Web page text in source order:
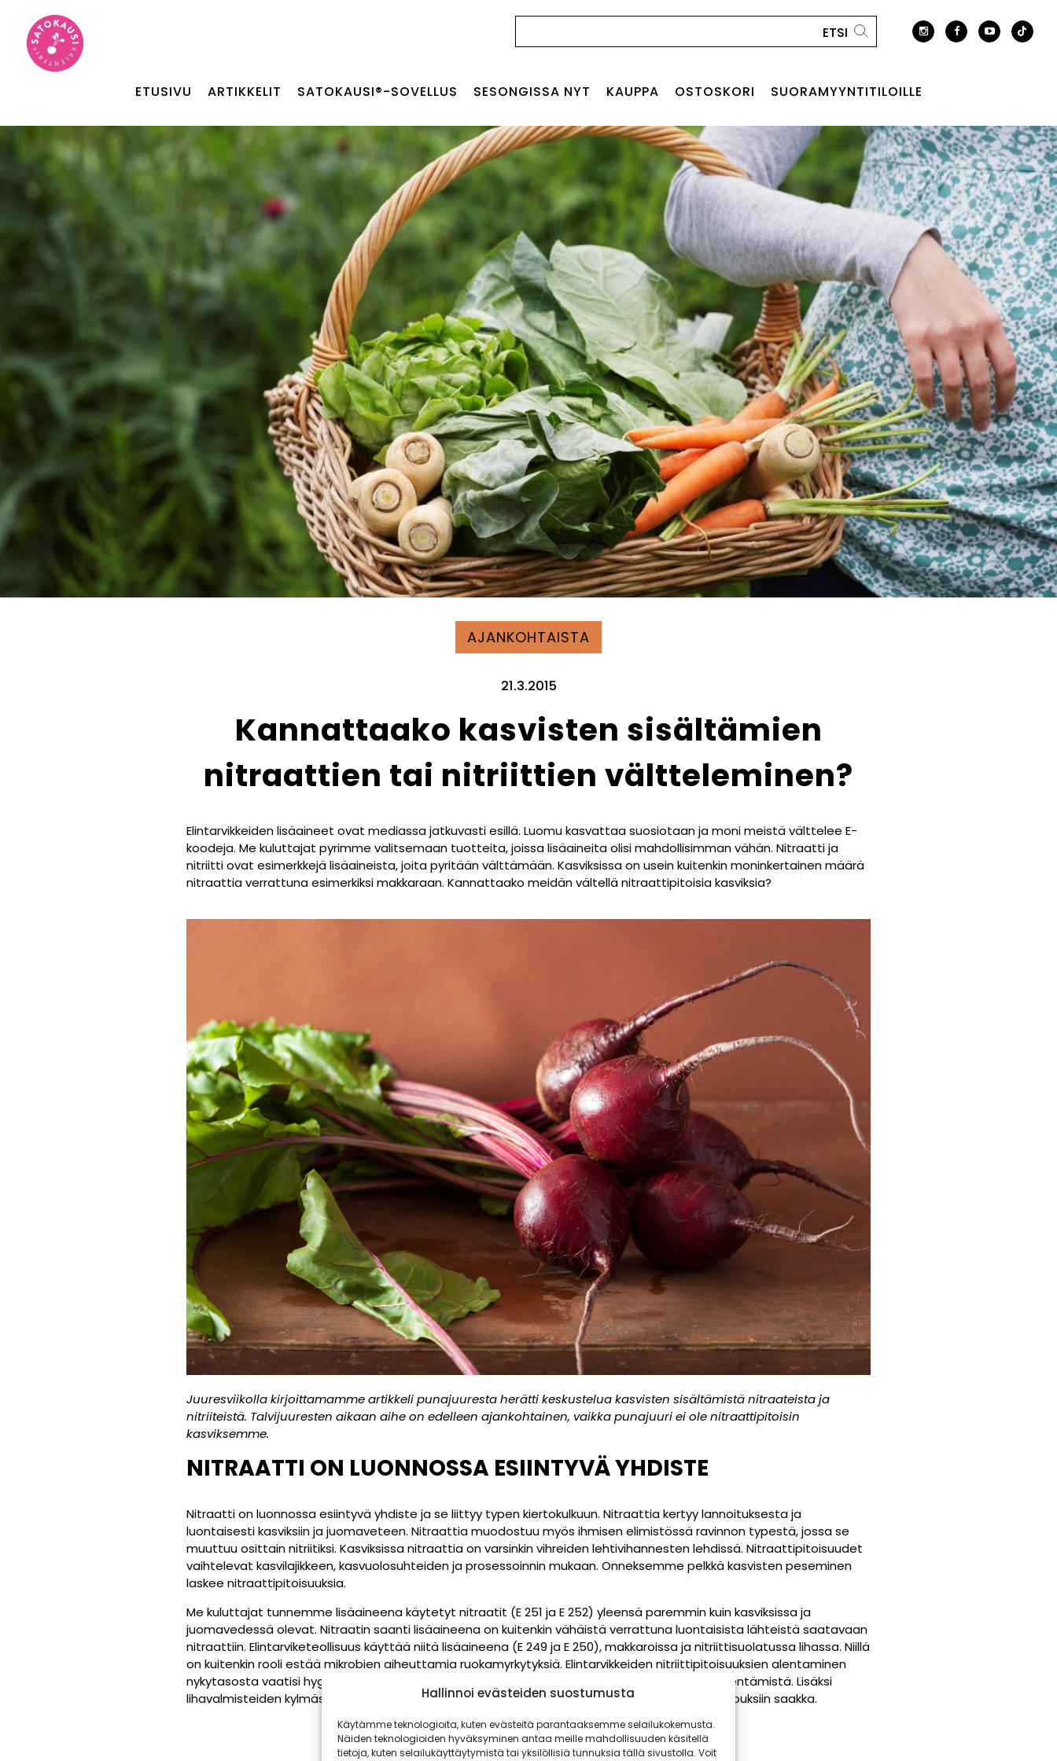
Hallinnoi evästeiden suostumusta
Käytämme teknologioita, kuten evästeitä parantaaksemme selailukokemusta.
Näiden teknologioiden hyväksyminen antaa meille mahdollisuuden käsitellä
tietoja, kuten selailukäyttäytymistä tai yksilöllisiä tunnuksia tällä sivustolla. Voit
ETUSIVU ARTIKKELIT SATOKAUSI®-SOVELLUS SESONGISSA NYT KAUPPA OSTOSKORI SUORAMYYNTITILOILLE
AJANKOHTAISTA
21.3.2015
Kannattaako kasvisten sisältämien
nitraattien tai nitriittien vältteleminen?
Elintarvikkeiden lisäaineet ovat mediassa jatkuvasti esillä. Luomu kasvattaa suosiotaan ja moni meistä välttelee E-
koodeja. Me kuluttajat pyrimme valitsemaan tuotteita, joissa lisäaineita olisi mahdollisimman vähän. Nitraatti ja
nitriitti ovat esimerkkejä lisäaineista, joita pyritään välttämään. Kasviksissa on usein kuitenkin moninkertainen määrä
nitraattia verrattuna esimerkiksi makkaraan. Kannattaako meidän vältellä nitraattipitoisia kasviksia?
Juuresviikolla kirjoittamamme artikkeli punajuuresta herätti keskustelua kasvisten sisältämistä nitraateista ja
nitriiteistä. Talvijuuresten aikaan aihe on edelleen ajankohtainen, vaikka punajuuri ei ole nitraattipitoisin
kasviksemme.
NITRAATTI ON LUONNOSSA ESIINTYVÄYHDISTE
Nitraatti on luonnossa esiintyvä yhdiste ja se liittyy typen kiertokulkuun. Nitraattia kertyy lannoituksesta ja
luontaisesti kasviksiin ja juomaveteen. Nitraattia muodostuu myös ihmisen elimistössä ravinnon typestä, jossa se
muuttuu osittain nitriitiksi. Kasviksissa nitraattia on varsinkin vihreiden lehtivihannesten lehdissä. Nitraattipitoisuudet
vaihtelevat kasvilajikkeen, kasvuolosuhteiden ja prosessoinnin mukaan. Onneksemme pelkkä kasvisten peseminen
laskee nitraattipitoisuuksia.
Me kuluttajat tunnemme lisäaineena käytetyt nitraatit (E 251 ja E 252) yleensä paremmin kuin kasviksissa ja
juomavedessä olevat. Nitraatin saanti lisäaineena on kuitenkin vähäistä verrattuna luontaisista lähteistä saatavaan
nitraattiin. Elintarviketeollisuus käyttää niitä lisäaineena (E 249 ja E 250), makkaroissa ja nitriittisuolatussa lihassa. Niillä
on kuitenkin rooli estää mikrobien aiheuttamia ruokamyrkytyksiä. Elintarvikkeiden nitriittipitoisuuksien alentaminen
nykytasosta vaatisi hygieniavaatimusten kiristämistä sekä lihavalmisteiden käyttöaikojen lyhentämistä. Lisäksi
lihavalmisteiden kylmäsäilytyksen tulisi olla entistä tarkempaa koko ruokaketjussa aina kotitalouksiin saakka.